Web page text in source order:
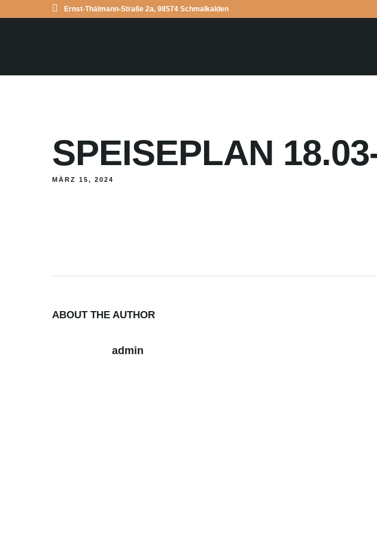
Ernst-Thälmann-Straße 2a, 98574 Schmalkalden
SPEISEPLAN
MÄRZ 15, 2024
ABOUT THE AUTHOR
admin